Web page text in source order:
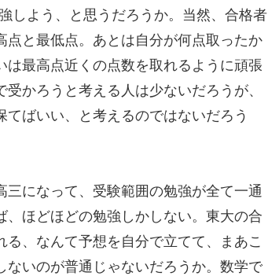
しよう、と思うだろうか。当然、合格者
と最低点。あとは自分が何点取ったか
最高点近くの点数を取れるように頑張
かろうと考える人は少ないだろうが、
ばいい、と考えるのではないだろう
になって、受験範囲の勉強が全て一通
、ほどほどの勉強しかしない。東大の合
、なんて予想を自分で立てて、まあこ
いのが普通じゃないだろうか。数学で